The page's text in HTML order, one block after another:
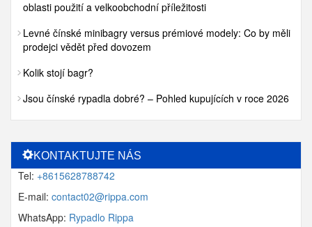
oblasti použití a velkoobchodní příležitosti
Levné čínské minibagry versus prémiové modely: Co by měli
prodejci vědět před dovozem
Kolik stojí bagr?
Jsou čínské rypadla dobré? – Pohled kupujících v roce 2026
KONTAKTUJTE NÁS
Tel: +8615628788742
E-mail: contact02@rippa.com
WhatsApp: Rypadlo Rippa